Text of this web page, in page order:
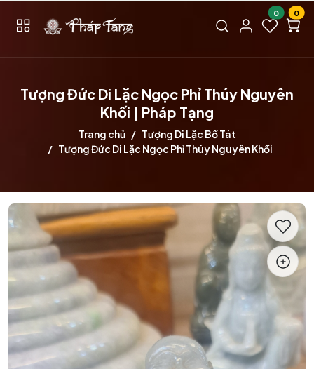
0 0
Tượng Đức Di Lặc Ngọc Phỉ Thúy Nguyên
Khối | Pháp Tạng
Trang chủ
Tượng Di Lặc Bồ Tát
Tượng Đức Di Lặc Ngọc Phỉ Thúy Nguyên Khối